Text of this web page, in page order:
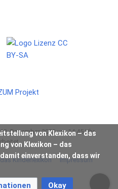
von Klexikon – das
von Klexikon – das
einverstanden, dass wir
Okay
Dezember 2023 um 14:45 Uhr
Kinderlexikon Impressum